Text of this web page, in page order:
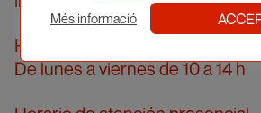
Horario de atención telefónica
De lunes a viernes de 10 a 14 h
Més informació